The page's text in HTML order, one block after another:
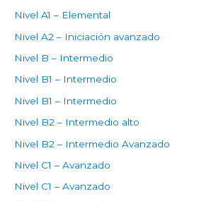
Nivel A1 – Elemental
Nivel A2 – Iniciación avanzado
Nivel B – Intermedio
Nivel B1 – Intermedio
Nivel B1 – Intermedio
Nivel B2 – Intermedio alto
Nivel B2 – Intermedio Avanzado
Nivel C1 – Avanzado
Nivel C1 – Avanzado